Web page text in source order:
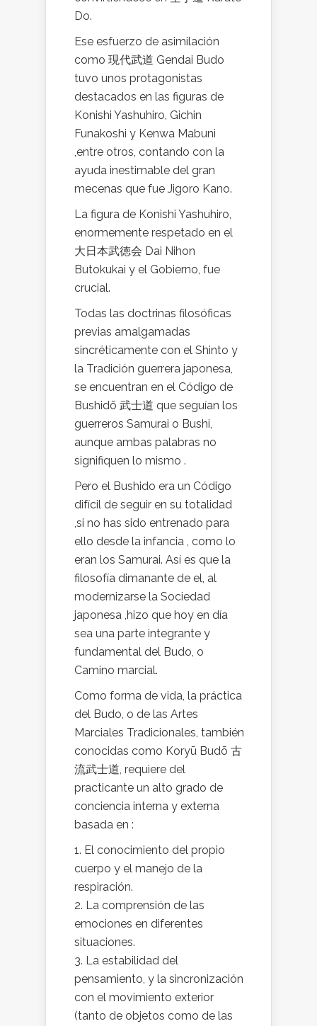
Do.
Ese esfuerzo de asimilación
como 現代武道 Gendai Budo
tuvo unos protagonistas
destacados en las figuras de
Konishi Yashuhiro, Gichin
Funakoshi y Kenwa Mabuni
,entre otros, contando con la
ayuda inestimable del gran
mecenas que fue Jigoro Kano.
La figura de Konishi Yashuhiro,
enormemente respetado en el
大日本武徳会 Dai Nihon
Butokukai y el Gobierno, fue
crucial.
Todas las doctrinas filosóficas
previas amalgamadas
sincréticamente con el Shinto y
la Tradición guerrera japonesa,
se encuentran en el Código de
Bushidō 武士道 que seguían los
guerreros Samurai o Bushi,
aunque ambas palabras no
signifiquen lo mismo .
Pero el Bushido era un Código
difícil de seguir en su totalidad
,si no has sido entrenado para
ello desde la infancia , como lo
eran los Samurai. Así es que la
filosofía dimanante de el, al
modernizarse la Sociedad
japonesa ,hizo que hoy en día
sea una parte integrante y
fundamental del Budo, o
Camino marcial.
Como forma de vida, la práctica
del Budo, o de las Artes
Marciales Tradicionales, también
conocidas como Koryū Budō 古
流武士道, requiere del
practicante un alto grado de
conciencia interna y externa
basada en :
El conocimiento del propio
cuerpo y el manejo de la
respiración.
La comprensión de las
emociones en diferentes
situaciones.
La estabilidad del
pensamiento, y la sincronización
con el movimiento exterior
(tanto de objetos como de las